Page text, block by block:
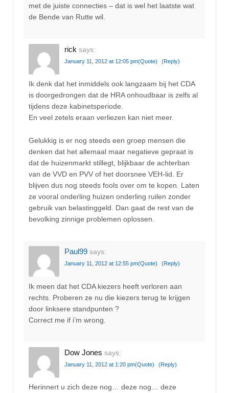
met de juiste connecties – dat is wel het laatste wat
de Bende van Rutte wil.
rick says:
January 11, 2012 at 12:05 pm(Quote) (Reply)
Ik denk dat het inmiddels ook langzaam bij het CDA
is doorgedrongen dat de HRA onhoudbaar is zelfs al
tijdens deze kabinetsperiode.
En veel zetels eraan verliezen kan niet meer.
Gelukkig is er nog steeds een groep mensen die
denken dat het allemaal maar negatieve gepraat is
dat de huizenmarkt stillegt, blijkbaar de achterban
van de VVD en PVV of het doorsnee VEH-lid. Er
blijven dus nog steeds fools over om te kopen. Laten
ze vooral onderling huizen onderling ruilen zonder
gebruik van belastinggeld. Dan gaat de rest van de
bevolking zinnige problemen oplossen.
Paul99 says:
January 11, 2012 at 12:55 pm(Quote) (Reply)
Ik meen dat het CDA kiezers heeft verloren aan
rechts. Proberen ze nu die kiezers terug te krijgen
door linksere standpunten ?
Correct me if i’m wrong.
Dow Jones says:
January 11, 2012 at 1:20 pm(Quote) (Reply)
Herinnert u zich deze nog… deze nog… deze